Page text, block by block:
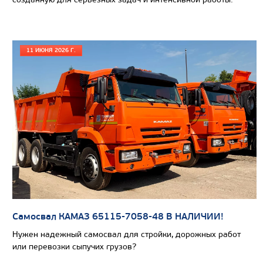
11 ИЮНЯ 2026 Г.
Самосвал КАМАЗ 65115-7058-48 В НАЛИЧИИ!
Нужен надежный самосвал для стройки, дорожных работ
или перевозки сыпучих грузов?